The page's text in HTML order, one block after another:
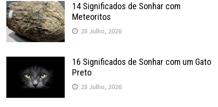
14 Significados de Sonhar com
Meteoritos
28 Julho, 2026
16 Significados de Sonhar com um Gato
Preto
28 Julho, 2026